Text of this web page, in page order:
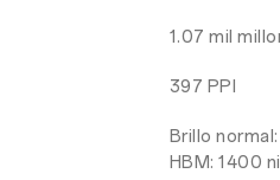
1.07 mil
397 PPI
Brillo
HBM: 1400